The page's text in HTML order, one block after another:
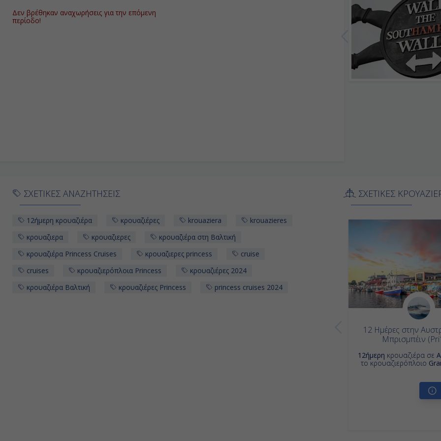
Δεν βρέθηκαν αναχωρήσεις για την επόμενη
περίοδο!
ΣΧΕΤΙΚΕΣ ΑΝΑΖΗΤΗΣΕΙΣ
12ήμερη κρουαζιέρα κρουαζιέρες krouaziera
krouazieres
κρουαζιερα
κρουαζιερες
κρουαζιέρα στη Βαλτική
κρουαζιέρα Princess Cruises
κρουαζιερες princess
cruise
cruises
κρουαζιερόπλοια Princess
κρουαζιέρες 2024
κρουαζιέρα Βαλτική
κρουαζιέρες Princess princess cruises 2024
ΣΧΕΤΙΚΕΣ
12 Ημέρες στην
Μπρισμπέιν
12ήμερη κρουαζιέρα σε
το κρουαζιερόπλοιο